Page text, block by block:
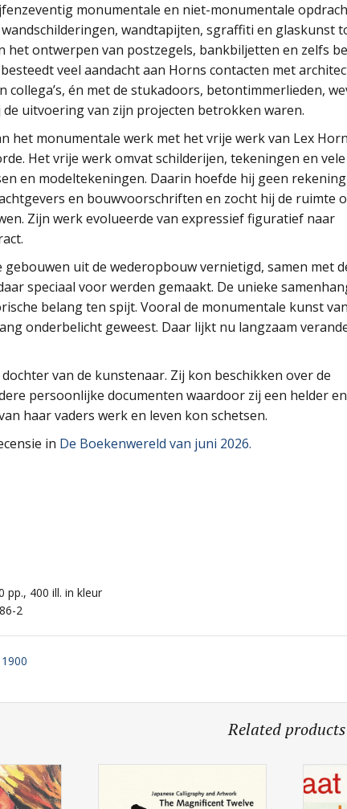
monumentale en niet-monumentale
wandtapijten, sgraffiti en glaskunst
het ontwerpen van postzegels, bankbiljetten en zelfs
veel aandacht aan Horns contacten met
collega’s, én met de stukadoors, betontimmerlieden,
de uitvoering van zijn projecten betrokken waren.
het monumentale werk met het vrije werk van Lex
Het vrije werk omvat schilderijen, tekeningen en vele
en modeltekeningen. Daarin hoefde hij geen
en bouwvoorschriften en zocht hij de ruimte
Zijn werk evolueerde van expressief figuratief naar
gebouwen uit de wederopbouw vernietigd, samen met
speciaal voor werden gemaakt. De unieke
belang ten spijt. Vooral de monumentale kunst
onderbelicht geweest. Daar lijkt nu langzaam
van de kunstenaar. Zij kon beschikken over de
persoonlijke documenten waardoor zij een helder en
haar vaders werk en leven kon schetsen.
in De Boekenwereld van juni 2026.
pp., 400 ill. in kleur
2
Related products